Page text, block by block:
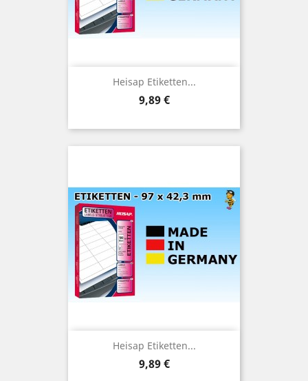
Heisap Etiketten...
Preis
9,89 €
Heisap Etiketten...
Preis
9,89 €